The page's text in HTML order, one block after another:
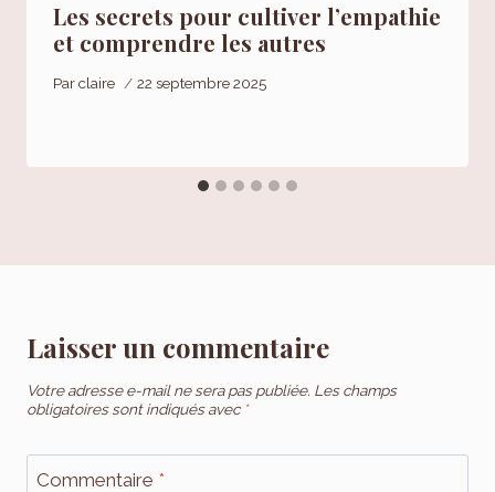
Les secrets pour cultiver l’empathie
et comprendre les autres
Parclaire 22 septembre 2025
Laisser un commentaire
Votre adresse e-mail ne sera pas publiée. Les champs
obligatoires sont indiqués avec *
Commentaire *